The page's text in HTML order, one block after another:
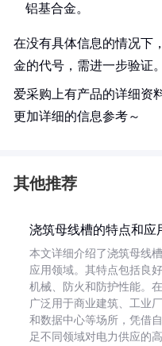
铝基合金。
在没有具体信息的情况下
金的代号，需进一步验证。
爱采购上有产品的详细资
更加详细的信息参考～
其他推荐
浇筑母线槽的特点和应
本文详细介绍了浇筑母线
应用领域。其特点包括良好
机械、防火和防护性能。在
广泛用于商业建筑、工业
和数据中心等场所，凭借
足不同领域对电力供应的